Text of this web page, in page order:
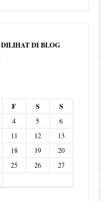
DI BLOG
F S S
4 5
6
11 12
13
18 19
20
25 26
27